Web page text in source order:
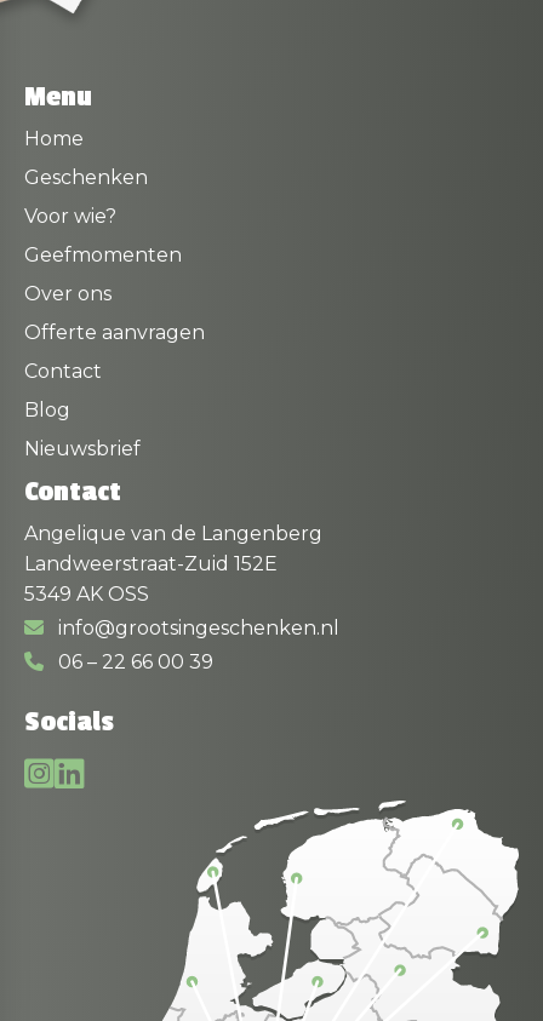
Menu
Home
Geschenken
Voor wie?
Geefmomenten
Over ons
Offerte aanvragen
Contact
Blog
Nieuwsbrief
Contact
Angelique van de Langenberg
Landweerstraat-Zuid 152E
5349 AK OSS
info@grootsingeschenken.nl
06 – 22 66 00 39
Socials